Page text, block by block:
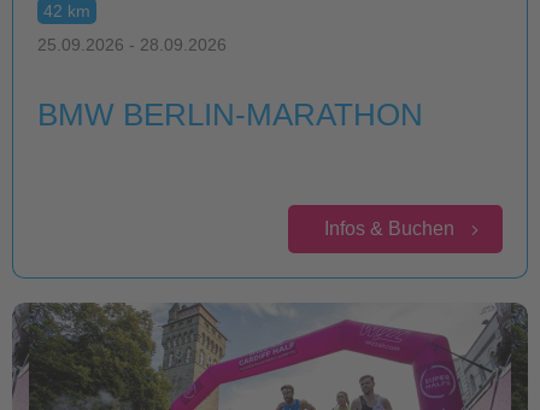
42 km
25.09.2026 - 28.09.2026
BMW BERLIN-MARATHON
Infos & Buchen